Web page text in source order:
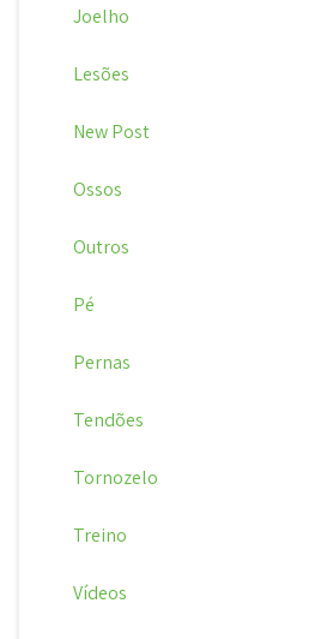
Joelho
Lesões
New Post
Ossos
Outros
Pé
Pernas
Tendões
Tornozelo
Treino
Vídeos